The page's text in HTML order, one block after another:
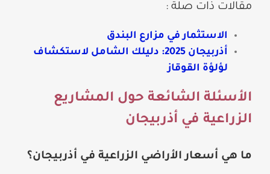
مقالات ذات صلة :
الاستثمار في مزارع البندق
أذربيجان 2025: دليلك الشامل لاستكشاف
لؤلؤة القوقاز
الأسئلة الشائعة حول المشاريع
الزراعية في أذربيجان
ما هي أسعار الأراضي الزراعية في أذربيجان؟